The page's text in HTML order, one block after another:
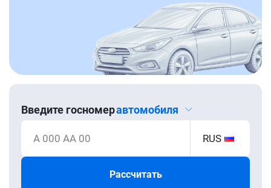
Введите госномеравтомобиля
А 000 АА 00 RUS
Рассчитать